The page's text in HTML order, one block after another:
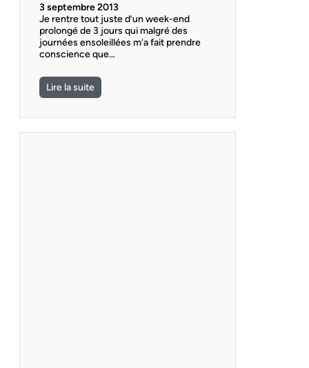
3 septembre 2013
Je rentre tout juste d’un week-end
prolongé de 3 jours qui malgré des
journées ensoleillées m’a fait prendre
conscience que…
Lire la suite